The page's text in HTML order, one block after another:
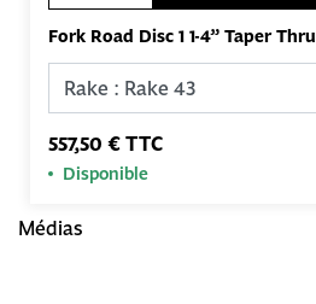
Fork Road Disc 1 1-4” Taper Thru
557,50 € TTC
Disponible
Médias